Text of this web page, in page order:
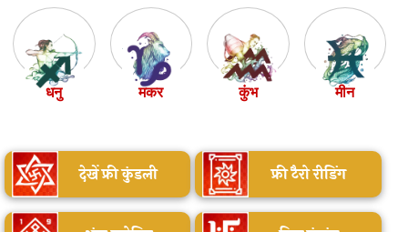
धनु मकर कुंभ मीन
देखें फ्री कुंडली फ्री टैरो रीडिंग